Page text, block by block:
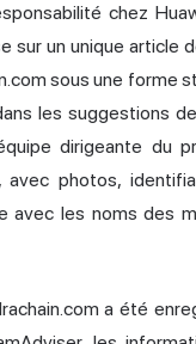
chez
sur un unique article
sous une forme
les suggestions
dirigeante du
photos,
avec les noms des
a été